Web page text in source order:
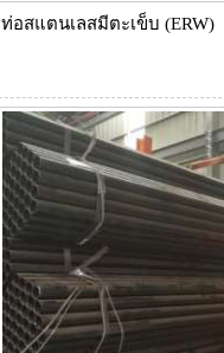
ท่อสแตนเลสมีตะเข็บ (ERW)